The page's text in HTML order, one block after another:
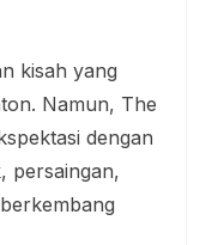
kisah yang
Namun, The
dengan
persaingan,